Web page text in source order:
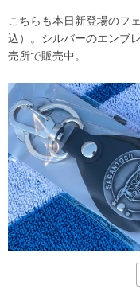
こちらも本日新登場のフ
込）。シルバーのエンブ
売所で販売中。